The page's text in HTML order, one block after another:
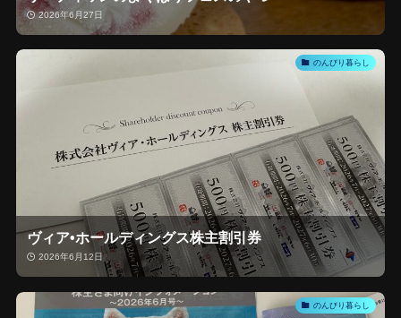
2026年6月27日
のんびり暮らし
ヴィア•ホールディングス株主割引券
2026年6月12日
のんびり暮らし